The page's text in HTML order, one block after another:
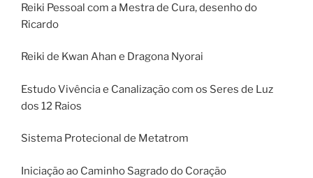
Reiki Pessoal com a Mestra de Cura, desenho do
Ricardo
Reiki de Kwan Ahan e Dragona Nyorai
Estudo Vivência e Canalização com os Seres de Luz
dos 12 Raios
Sistema Protecional de Metatrom
Iniciação ao Caminho Sagrado do Coração